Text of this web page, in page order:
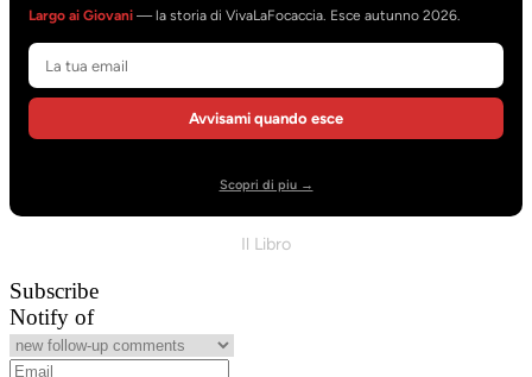
Largo ai Giovani — la storia di VivaLaFocaccia. Esce autunno 2026.
Avvisami quando esce
Scopri di piu →
Il Libro
Subscribe
Notify of